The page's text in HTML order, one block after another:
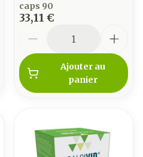
caps 90
33,11 €
Ajouter au
panier